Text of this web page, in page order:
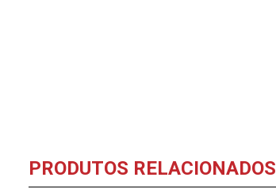
PRODUTOS RELACIONADOS